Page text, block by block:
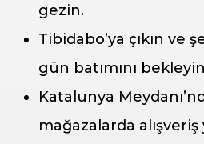
gezin.
Tibidabo’ya çıkın ve
gün batımını
Katalunya
mağazalarda